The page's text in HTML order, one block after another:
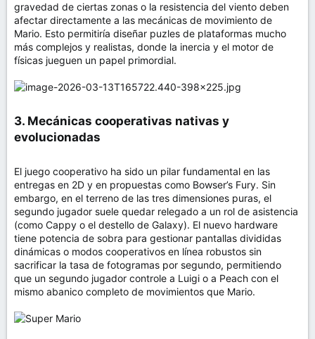
gravedad de ciertas zonas o la resistencia del viento deben
afectar directamente a las mecánicas de movimiento de
Mario. Esto permitiría diseñar puzles de plataformas mucho
más complejos y realistas, donde la inercia y el motor de
físicas jueguen un papel primordial.
3. Mecánicas cooperativas nativas y
evolucionadas​
El juego cooperativo ha sido un pilar fundamental en las
entregas en 2D y en propuestas como Bowser’s Fury. Sin
embargo, en el terreno de las tres dimensiones puras, el
segundo jugador suele quedar relegado a un rol de asistencia
(como Cappy o el destello de Galaxy). El nuevo hardware
tiene potencia de sobra para gestionar pantallas divididas
dinámicas o modos cooperativos en línea robustos sin
sacrificar la tasa de fotogramas por segundo, permitiendo
que un segundo jugador controle a Luigi o a Peach con el
mismo abanico completo de movimientos que Mario.